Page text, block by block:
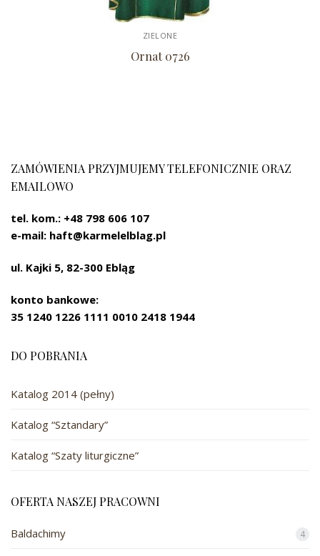
ZIELONE
Ornat 0726
ZAMÓWIENIA PRZYJMUJEMY TELEFONICZNIE ORAZ
EMAILOWO
tel. kom.: +48 798 606 107
e-mail: haft@karmelelblag.pl
ul. Kajki 5, 82-300 Ebląg
konto bankowe:
35 1240 1226 1111 0010 2418 1944
DO POBRANIA
Katalog 2014 (pełny)
Katalog “Sztandary”
Katalog “Szaty liturgiczne”
OFERTA NASZEJ PRACOWNI
Baldachimy 4